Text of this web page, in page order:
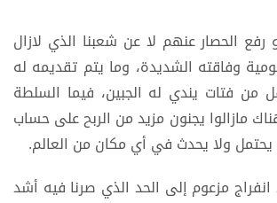
الحصار عنهم لا عن شعبنا الذي لازال
وفاقته الشديدة، وما يتم تقديمه له
من فتات يندي له الجبين، فيما السلطة
مازالوا يجنون مزيد من الربح على حساب
يحتمل ولا يحدث في أي مكان من العالم.
انفراج مزعوم إلى الحد الذي صرنا فيه أشد